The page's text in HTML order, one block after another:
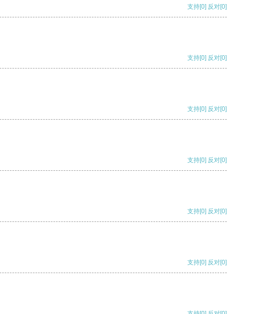
支持[0] 反对[0]
支持[0] 反对[0]
支持[0] 反对[0]
支持[0] 反对[0]
支持[0] 反对[0]
支持[0] 反对[0]